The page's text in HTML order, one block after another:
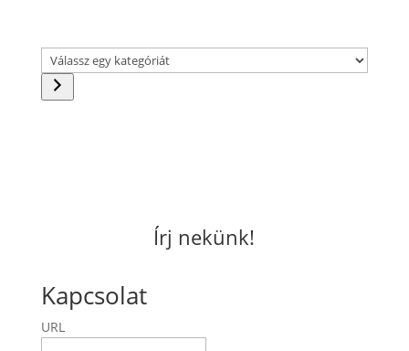
Válassz
egy
kategóriát
Írj nekünk!
Kapcsolat
URL